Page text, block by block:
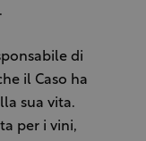
di
il Caso ha
sua vita.
per i vini,